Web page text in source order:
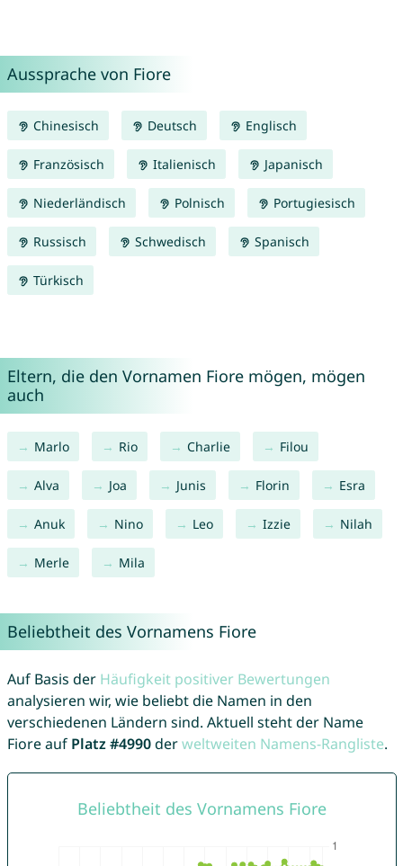
Aussprache von Fiore
Chinesisch Deutsch Englisch
Französisch Italienisch Japanisch
Niederländisch Polnisch Portugiesisch
Russisch Schwedisch Spanisch
Türkisch
Eltern, die den Vornamen Fiore mögen, mögen
auch
Marlo Rio Charlie Filou
Alva Joa Junis Florin Esra
Anuk Nino Leo Izzie Nilah
Merle Mila
Beliebtheit des Vornamens Fiore
Auf Basis der Häufigkeit positiver Bewertungen
analysieren wir, wie beliebt die Namen in den
verschiedenen Ländern sind. Aktuell steht der Name
Fiore auf Platz #4990derweltweiten Namens-Rangliste.